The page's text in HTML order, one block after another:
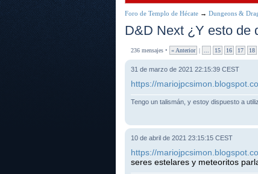
Foro de Templo de Hécate → Dungeons &
D&D Next ¿Y esto de
236 mensajes • « Anterior | 15 16 17 18
31 de marzo de 2021 22:15:39 CEST
https://
Tengo un talismán, y estoy dispuesto a
10 de abril de 2021 23:15:15 CEST
https://
seres estelares y meteoritos